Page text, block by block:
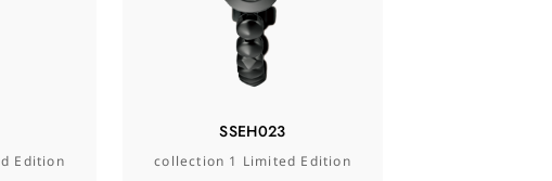
Edition
SSEH023
collection 1 Limited Edition